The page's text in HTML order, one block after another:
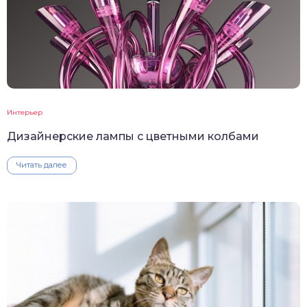
Интерьер
Дизайнерские лампы с цветными колбами
Читать далее